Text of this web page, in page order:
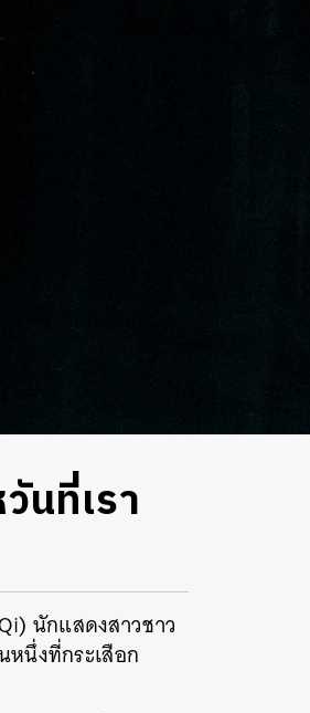
นที่เรา
นักแสดงสาวชาว
หนึ่งที่กระเสือก